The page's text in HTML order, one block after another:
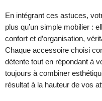
En intégrant ces astuces,
plus qu’un simple mobilier :
confort et d’organisation,
Chaque accessoire choisi
détente tout en répondant à
toujours à combiner
résultat à la hauteur de vos